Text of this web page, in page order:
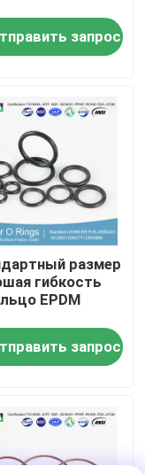
запрос
размер
гибкость
EPDM
запрос